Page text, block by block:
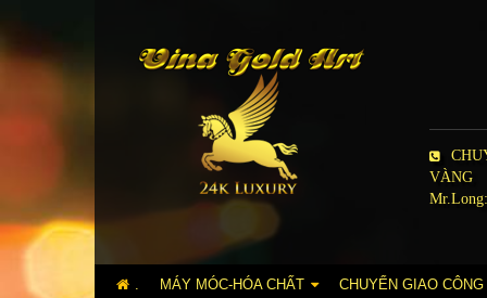
VÀNG
MÁY MÓC-HÓA CHẤT CHUYỂN GIAO